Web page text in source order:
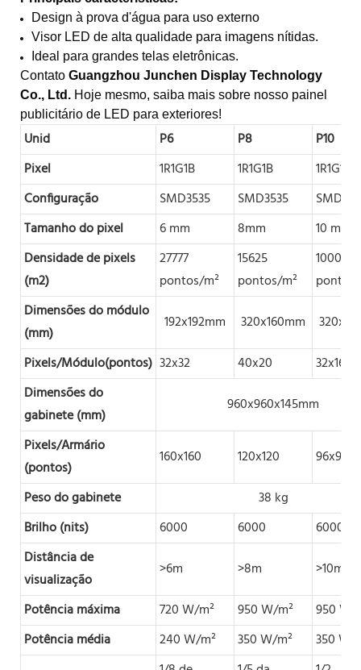
Design à prova d'água para uso externo
Visor LED de alta qualidade para imagens nítidas.
Ideal para grandes telas eletrônicas.
Contato Guangzhou Junchen Display Technology
Co., Ltd. Hoje mesmo, saiba mais sobre nosso painel
publicitário de LED para exteriores!
Unid P6 P8
P10
Pixel
1R1G1B 1R1G1B
1R1G1B
Configuração
SMD3535 SMD3535
Tamanho do pixel
6 mm 8mm
10 mm
Densidade de pixels
(m2)
27777
pontos/m²
15625
pontos/m²
10000
Dimensões do módulo
(mm)
192x192mm 320x160mm
Pixels/Módulo(pontos) 32x32 40x20
32x16
Dimensões do
gabinete (mm)
960x960x145mm
Pixels/Armário
(pontos)
160x160 120x120
96x96
Peso do gabinete
38 kg
Brilho (nits)
6000 6000
6000
Distância de
visualização
>6m >8m
>10m
Potência máxima
720 W/m² 950 W/m²
950 W/
Potência média
240 W/m² 350 W/m²
350 W/